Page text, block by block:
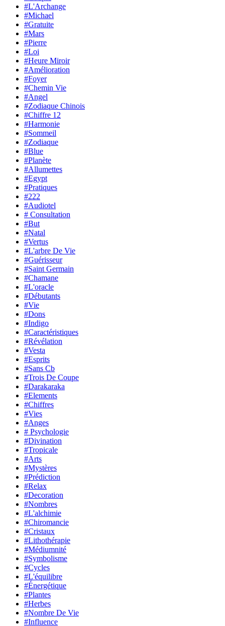
#L'Archange
#Michael
#Gratuite
#Mars
#Pierre
#Loi
#Heure Miroir
#Amélioration
#Foyer
#Chemin Vie
#Angel
#Zodiaque Chinois
#Chiffre 12
#Harmonie
#Sommeil
#Zodiaque
#Blue
#Planète
#Allumettes
#Egypt
#Pratiques
#222
#Audiotel
# Consultation
#But
#Natal
#Vertus
#L'arbre De Vie
#Guérisseur
#Saint Germain
#Chamane
#L'oracle
#Débutants
#Vie
#Dons
#Indigo
#Caractéristiques
#Révélation
#Vesta
#Esprits
#Sans Cb
#Trois De Coupe
#Darakaraka
#Elements
#Chiffres
#Vies
#Anges
# Psychologie
#Divination
#Tropicale
#Arts
#Mystères
#Prédiction
#Relax
#Decoration
#Nombres
#L'alchimie
#Chiromancie
#Cristaux
#Lithothérapie
#Médiumnité
#Symbolisme
#Cycles
#L'équilibre
#Énergétique
#Plantes
#Herbes
#Nombre De Vie
#Influence